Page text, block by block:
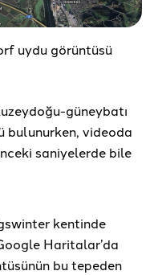
uydu görüntüsü
güneybatı
bulunurken, videoda
saniyelerde bile
kentinde
Haritalar’da
bu tepeden